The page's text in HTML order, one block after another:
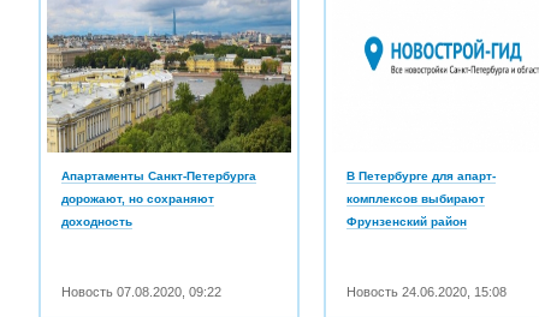
Апартаменты Санкт-Петербурга
дорожают, но сохраняют
доходность
Новость07.08.2020 ,09:22
В Петербурге для апарт-
комплексов выбирают
Фрунзенский район
Новость24.06.2020 15:08